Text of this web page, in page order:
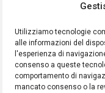
Utilizziamo tecnologie
alle informazioni del
l'esperienza di
consenso a queste
comportamento di
mancato consenso o la